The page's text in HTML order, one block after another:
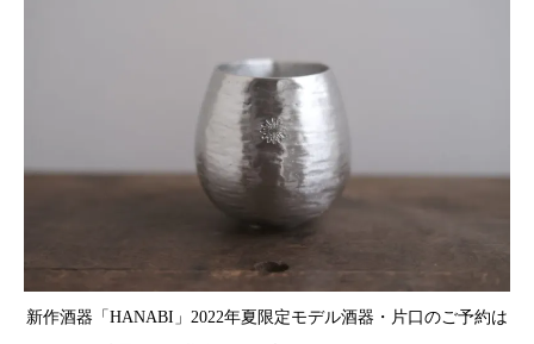
新作酒器「HANABI」2022年夏限定モデル酒器・片口のご予約は